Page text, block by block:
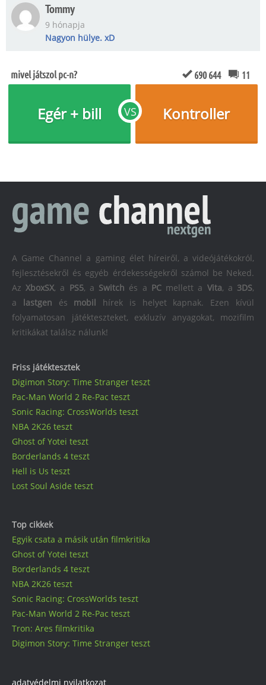
Tommy
9 hónapja
Nagyon hülye. xD
mivel játszol pc-n? 690 644 11
VS
Egér + bill Kontroller
Friss játéktesztek
Digimon Story: Time Stranger teszt
Pac-Man World 2 Re-Pac teszt
Sonic Racing: CrossWorlds teszt
NBA 2K26 teszt
Ghost of Yotei teszt
Borderlands 4 teszt
Hell is Us teszt
Lost Soul Aside teszt
Top cikkek
Egyik csata a másik után filmkritika
Ghost of Yotei teszt
Borderlands 4 teszt
NBA 2K26 teszt
Sonic Racing: CrossWorlds teszt
Pac-Man World 2 Re-Pac teszt
Tron: Ares filmkritika
Digimon Story: Time Stranger teszt
A Game Channel a gaming élet híreiről, a videójátékokról,
fejlesztésekről és egyéb érdekességekről számol be Neked.
AzXboxSX, a PS5, a Switch és a PCmellett a Vita, a 3DS,
a
lastgen és mobil
hírek is helyet kapnak. Ezen kívül
folyamatosan játékteszteket, exkluzív anyagokat, mozifilm
kritikákat találsz nálunk!
adatvédelmi nyilatkozat